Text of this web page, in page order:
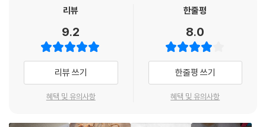
전국 흐리고… 내륙 오후 한때 비_〈일기예보〉
군포·안양·인천 교회발 감염확산 계속_〈방역지침〉
‘사법농단’ 언급, 사법부 70주년 기념식_〈태만과 무기력〉
“폭염 사망자, 통계보다 최대 20배 많아”_〈구워삶기〉
장독대에 소복이 쌓인 눈_〈봉분〉
김정은, “가까운 시일에 서울 방문 약속”_〈길〉
마음이 여린 신의 명을
허술한 담장을 넘나들며
번개탄을 치우고
밧줄을 숨기고
옥상 문을 잠그고
에 다시 400여 개의 ‘대댓글’이 달리며 많은 이들이 마음을 더했다. 그리고
트로 확장되며 여전히 생명력을 가지고 사람들의 마음을 움직이고 있다.
쉽게 잊히지만, 절대 잊지 말아야 할 것들에 대한 제페토의 진심이 만들어
낸 놀라운 현상이다. 첫 책을 출간한 이후 가장 달라진 게 있다면, 제페토의
글 쓰는 마음일 것이다. 댓글의 부작용을 오랫동안 지켜보았던 탓인지, 뉴
스를 읽고 거침없이 글을 써올렸던 과거와 달리 비판적인 시각으로 자기
렸다.
리뷰
9.2
리뷰 쓰기
혜택 및 유의사항
한줄평
8.0
한줄평 쓰기
혜택 및 유의사항